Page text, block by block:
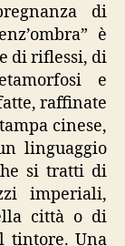
di
è
di riflessi, di
e
raffinate
cinese,
linguaggio
si tratti di
imperiali,
città o di
tintore. Una